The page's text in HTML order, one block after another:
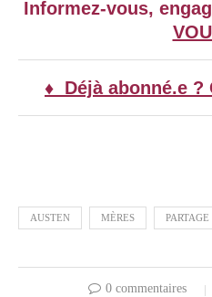
Informez-vous,
♦ Déjà abonné.e ?
AUSTEN MÈRES PARTAGE
0 commentaires